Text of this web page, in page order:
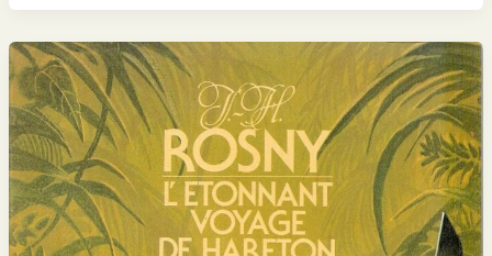
si
roman
national
m’était
conté…